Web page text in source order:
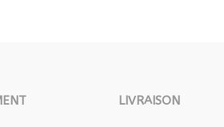
LIVRAISON